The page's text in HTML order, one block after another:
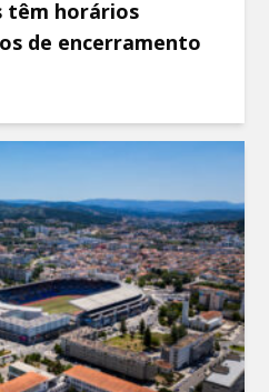
têm horários
de encerramento